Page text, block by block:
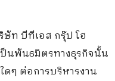
ท บีทีเอส กรุ๊ป โฮ
นพันธมิตรทางธุรกิจนั้น
ดๆ ต่อการบริหารงาน